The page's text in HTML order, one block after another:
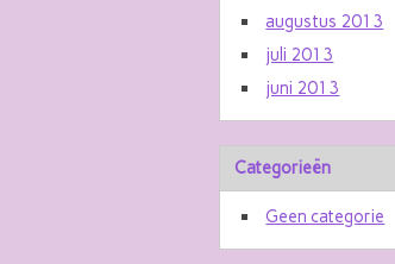
augustus 2013
juli 2013
juni 2013
Categorieën
Geen categorie